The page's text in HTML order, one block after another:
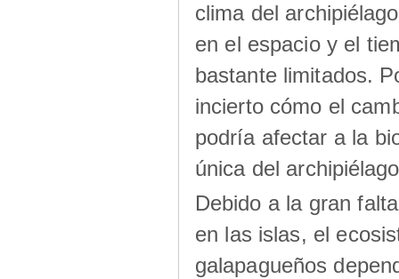
clima del
en el espacio y el
bastante limitados.
incierto cómo el
podría afectar a la
única del
Debido a la gran
en las islas, el
galapagueños